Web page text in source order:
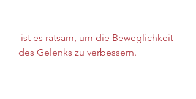
des Gelenks zu verbessern.